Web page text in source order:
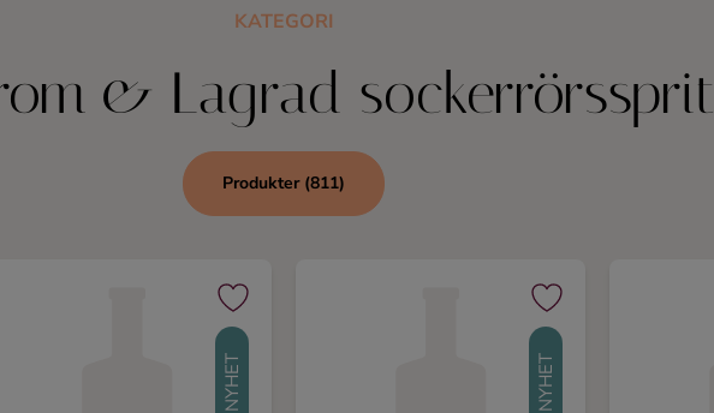
KATEGORI
& Lagrad sockerrörssprit
Produkter (811)
NYHET NYHET